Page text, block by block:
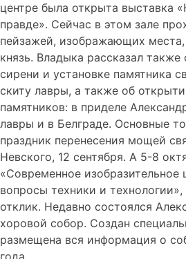
центре была открыта выставка
правде». Сейчас в этом зале
пейзажей, изображающих места,
князь. Владыка рассказал также
сирени и установке памятника
скиту лавры, а также об
памятников: в приделе
лавры и в Белграде. Основные
праздник перенесения мощей
Невского, 12 сентября. А 5-8
«Современное изобразительное
вопросы техники и
отклик. Недавно состоялся
хоровой собор. Создан
размещена вся информация о